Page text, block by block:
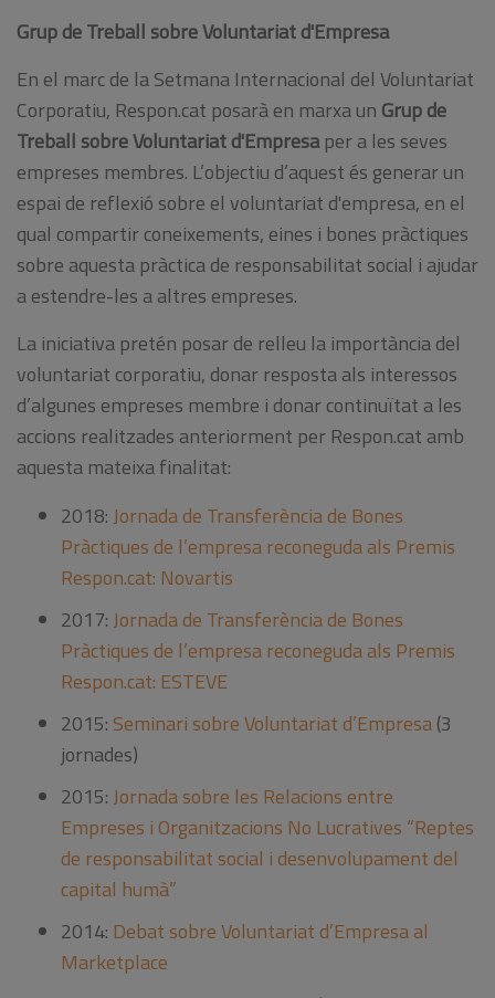
Grup de Treball sobre Voluntariat d'Empresa
En el marc de la Setmana Internacional del Voluntariat
Corporatiu, Respon.cat posarà en marxa un Grup de
Treball sobre Voluntariat d'Empresaper a les seves
empreses membres. L’objectiu d’aquest és generar un
espai de reflexió sobre el voluntariat d'empresa, en el
qual compartir coneixements, eines i bones pràctiques
sobre aquesta pràctica de responsabilitat social i ajudar
a estendre-les a altres empreses.
La iniciativa pretén posar de relleu la importància del
voluntariat corporatiu, donar resposta als interessos
d’algunes empreses membre i donar continuïtat a les
accions realitzades anteriorment per Respon.cat amb
aquesta mateixa finalitat:
2018:Jornada de Transferència de Bones
Pràctiques de l’empresa reconeguda als Premis
Respon.cat: Novartis
2017:Jornada de Transferència de Bones
Pràctiques de l’empresa reconeguda als Premis
Respon.cat: ESTEVE
2015: Seminari sobre Voluntariat d’Empresa(3
jornades)
2015:Jornada sobre les Relacions entre
Empreses i Organitzacions No Lucratives “Reptes
de responsabilitat social i desenvolupament del
capital humà”
2014: Debat sobre Voluntariat d’Empresa al
Marketplace